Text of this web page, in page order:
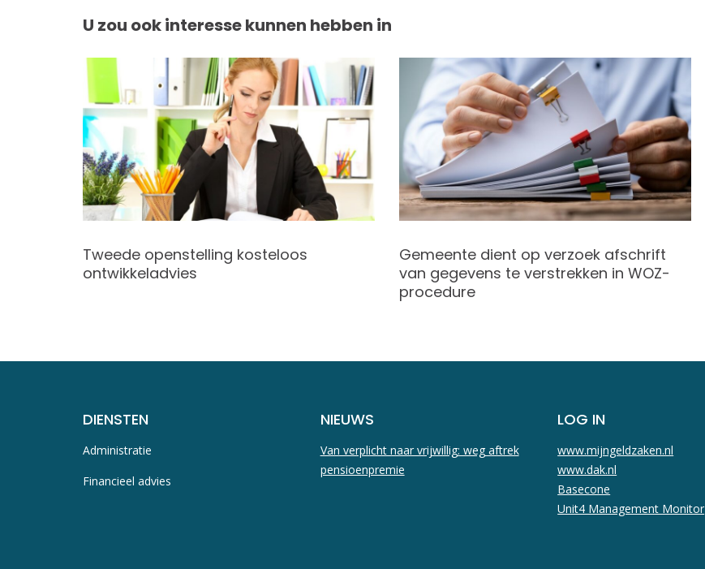
U zou ook interesse kunnen hebben in
Tweede openstelling kosteloos
ontwikkeladvies
Gemeente dient op verzoek afschrift
van gegevens te verstrekken in WOZ-
procedure
DIENSTEN
Administratie
Financieel advies
NIEUWS
Van verplicht naar vrijwillig: weg aftrek
pensioenpremie
LOG IN
www.mijngeldzaken.nl
www.dak.nl
Basecone
Unit4 Management Monitor